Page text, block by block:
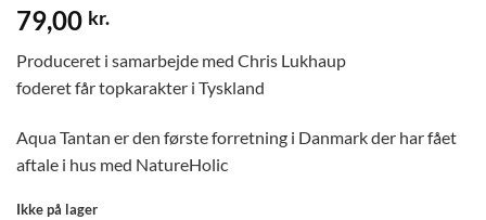
79,00 kr.
Produceret i samarbejde med Chris Lukhaup
foderet får topkarakter i Tyskland
Aqua Tantan er den første forretning i Danmark der har fået
aftale i hus med NatureHolic
Ikke på lager